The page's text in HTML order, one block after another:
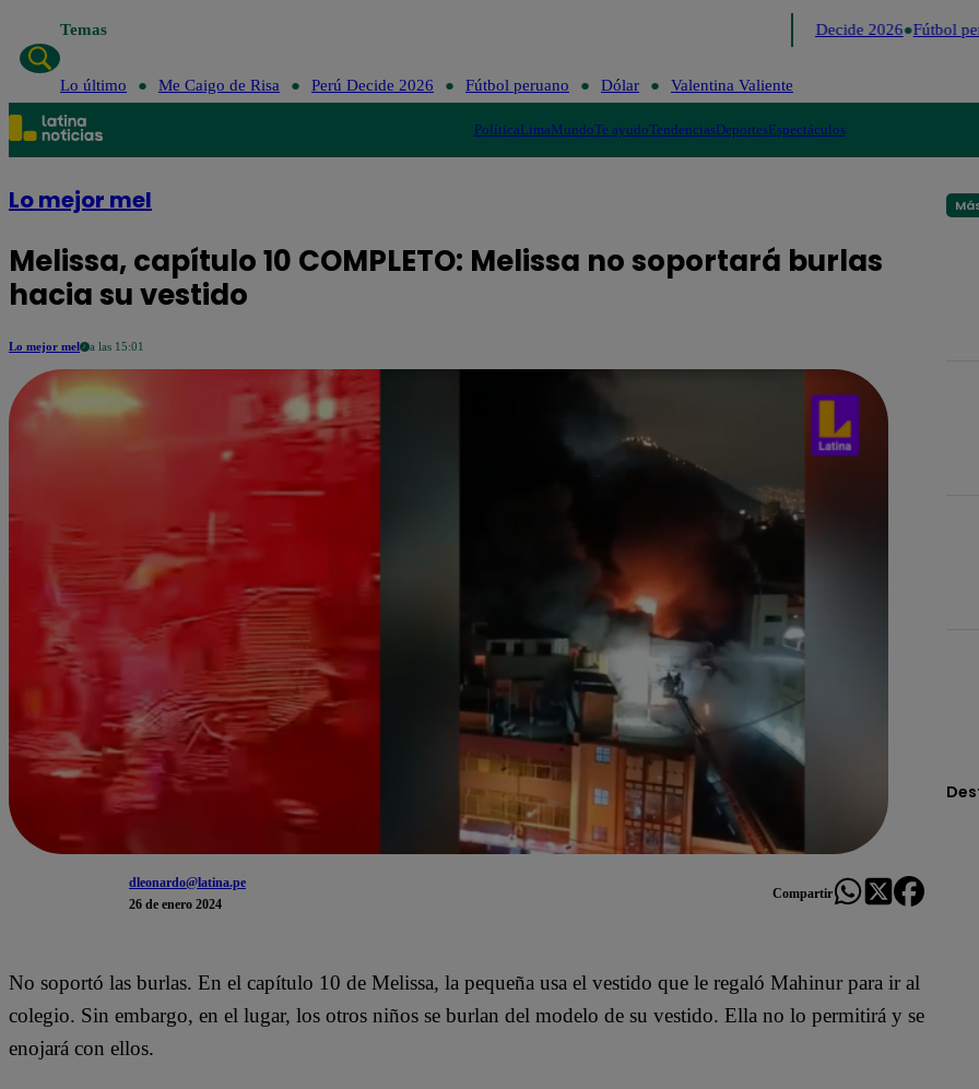
Temas Perú Decide 2026 Fútbol
Lo último Me Caigo de Risa Perú Decide 2026 Fútbol peruano Dólar Valentina Valiente
PolíticaLimaMundoTe ayudoTendenciasDeportesEspectáculos
Lo mejor mel
Melissa, capítulo 10 COMPLETO: Melissa no soportará burlas
hacia su vestido
Lo mejor mel a las 15:01
dleonardo@latina.pe
26 de enero 2024
Compartir
No soportó las burlas. En el capítulo 10 de Melissa, la pequeña usa el vestido que le regaló Mahinur para ir al
colegio. Sin embargo, en el lugar, los otros niños se burlan del modelo de su vestido. Ella no lo permitirá y se
enojará con ellos.